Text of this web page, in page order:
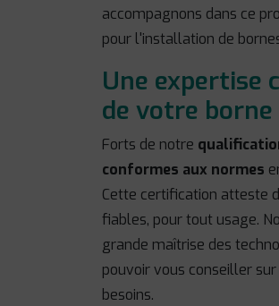
accompagnons dans ce
pour l'installation de
Une
de votre
Forts de notre
conformes aux normes
Cette certification atteste
fiables, pour tout usage.
grande maîtrise des
pouvoir vous conseiller
besoins.